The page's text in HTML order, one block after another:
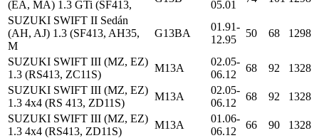
(EA, MA) 1.3 GTi (SF413,
05.01
SUZUKI SWIFT II Sedán
(AH, AJ) 1.3 (SF413, AH35,
M
G13BA
01.91-
12.95
50 68 1298
SUZUKI SWIFT III (MZ, EZ)
1.3 (RS413, ZC11S)
M13A
02.05-
06.12
68 92
1328
SUZUKI SWIFT III (MZ, EZ)
1.3 4x4 (RS 413, ZD11S)
M13A
02.05-
06.12
68 92
1328
SUZUKI SWIFT III (MZ, EZ)
1.3 4x4 (RS413, ZD11S)
M13A
01.06-
06.12
66 90
1328